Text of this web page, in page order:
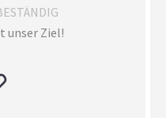
unser Ziel!